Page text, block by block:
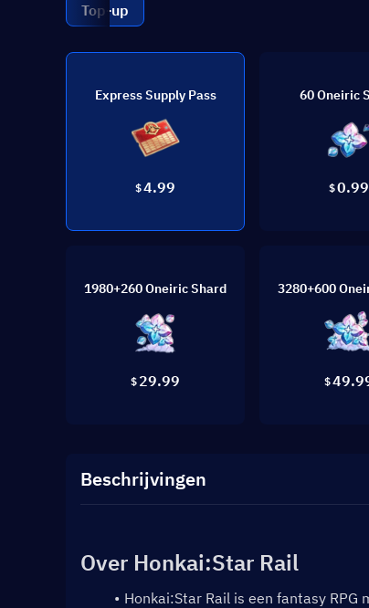
Top-up
Express Supply Pass
$4.99
60 Oneiric
$0.99
1980+260 Oneiric Shard
$ 29.99
3280+600
$
Beschrijvingen
Over Honkai:Star Rail
Honkai:Star Rail is een fantasy